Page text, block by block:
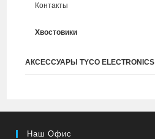
Контакты
Хвостовики
АКСЕССУАРЫ TYCO ELECTRONICS
Наш Офис